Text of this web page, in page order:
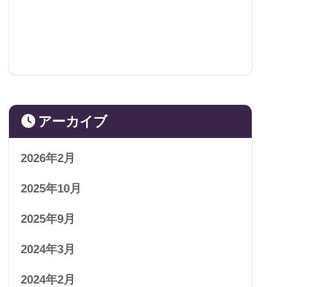
アーカイブ
2026年2月
2025年10月
2025年9月
2024年3月
2024年2月